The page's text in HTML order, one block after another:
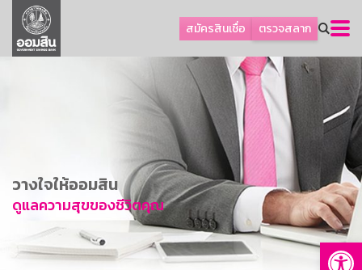
สมัครสินเชื่อ ตรวจสลาก
ลูกค้าธุรกิจ
ลูกค้าผู้ประกอบรายย่อย
การพัฒนาที่ยั่งยืน
ข่าวสาร
บริการทางการเงิน
อื่นๆ
วางใจให้ออมสิน
ดูแลความสุขของชีวิตคุณ